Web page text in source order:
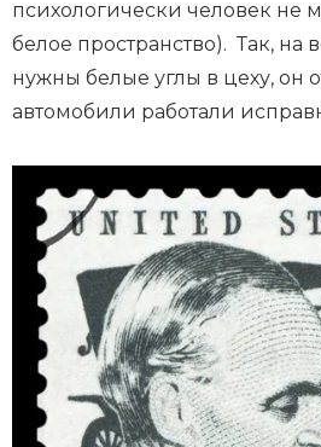
психологически человек не
белое пространство). Так, на
нужны белые углы в цеху, он
автомобили работали